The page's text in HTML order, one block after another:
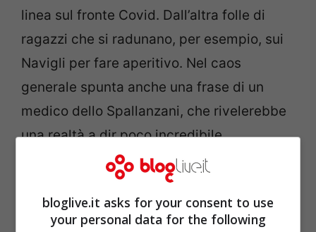
linea sul fronte Covid. Dall’altra folle di
ragazzi che si radunano, per esempio, sui
Navigli per fare aperitivo. Nel caos
generale spunta anche una frase di un
medico dello Spallanzani, che rivelerebbe
una realtà a dir poco incredibile.
bloglive.it asks for your consent to use
your personal data for the following